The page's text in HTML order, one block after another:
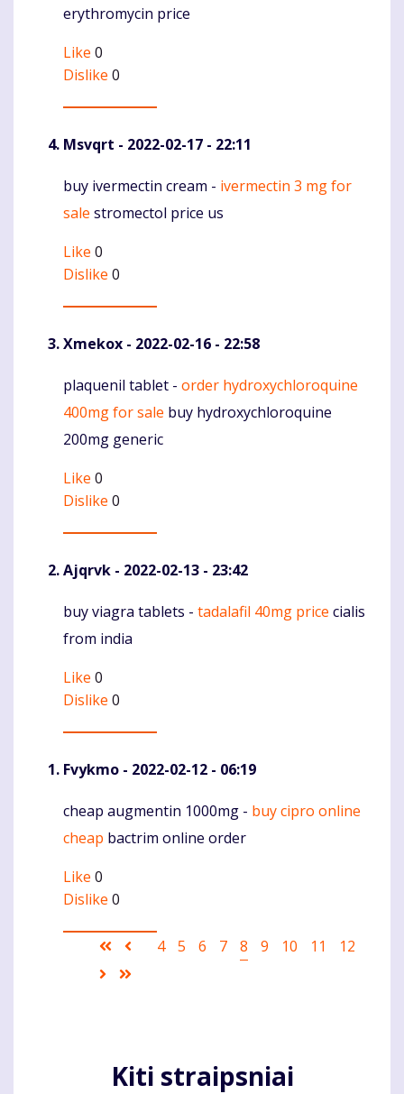
erythromycin price
Like 0
Dislike 0
Msvqrt - 2022-02-17 - 22:11
Komentaras
buy ivermectin cream - ivermectin 3 mg for
sale stromectol price us
Like 0
Dislike 0
Xmekox - 2022-02-16 - 22:58
Komentaras
plaquenil tablet - order hydroxychloroquine
400mg for sale buy hydroxychloroquine
200mg generic
Like 0
Dislike 0
Ajqrvk - 2022-02-13 - 23:42
Komentaras
buy viagra tablets - tadalafil 40mg price cialis
from india
Like 0
Dislike 0
Fvykmo - 2022-02-12 - 06:19
Komentaras
cheap augmentin 1000mg - buy cipro online
cheap bactrim online order
Like 0
Dislike 0
Pagination
First
page
Ankstesnis
Puslapis
4 Puslapis
5 Puslapis
6 Puslapis
7
Current
8 Puslapis
9 Puslapis
10 Puslapis
11 Puslapis
12
Sekantis
Kiti straipsniai